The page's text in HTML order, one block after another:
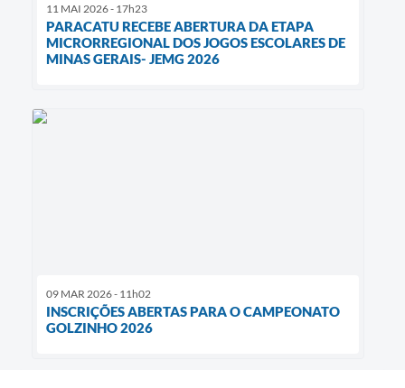
11 MAI 2026 - 17h23
PARACATU RECEBE ABERTURA DA ETAPA
MICRORREGIONAL DOS JOGOS ESCOLARES DE
MINAS GERAIS- JEMG 2026
09 MAR 2026 - 11h02
INSCRIÇÕES ABERTAS PARA O CAMPEONATO
GOLZINHO 2026